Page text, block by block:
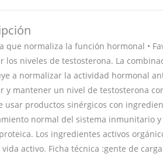
que normaliza la función hormonal •
los niveles de testosterona. La
a normalizar la actividad hormonal
y mantener un nivel de testosterona
usar productos sinérgicos con
normal del sistema inmunitario
Los ingredientes activos
activo. Ficha técnica :gente de